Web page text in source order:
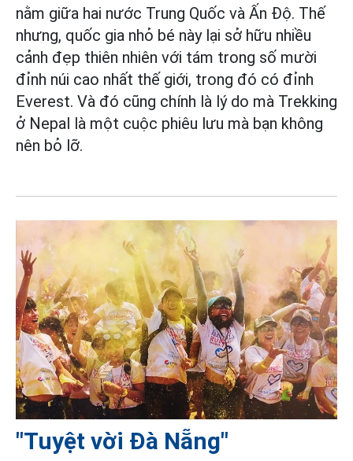
nằm giữa hai nước Trung Quốc và Ấn Độ. Thế
nhưng, quốc gia nhỏ bé này lại sở hữu nhiều
cảnh đẹp thiên nhiên với tám trong số mười
đỉnh núi cao nhất thế giới, trong đó có đỉnh
Everest. Và đó cũng chính là lý do mà Trekking
ở Nepal là một cuộc phiêu lưu mà bạn không
nên bỏ lỡ.
"Tuyệt vời Đà Nẵng"